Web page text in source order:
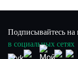
Подписывайтесь на
в социальных сетях